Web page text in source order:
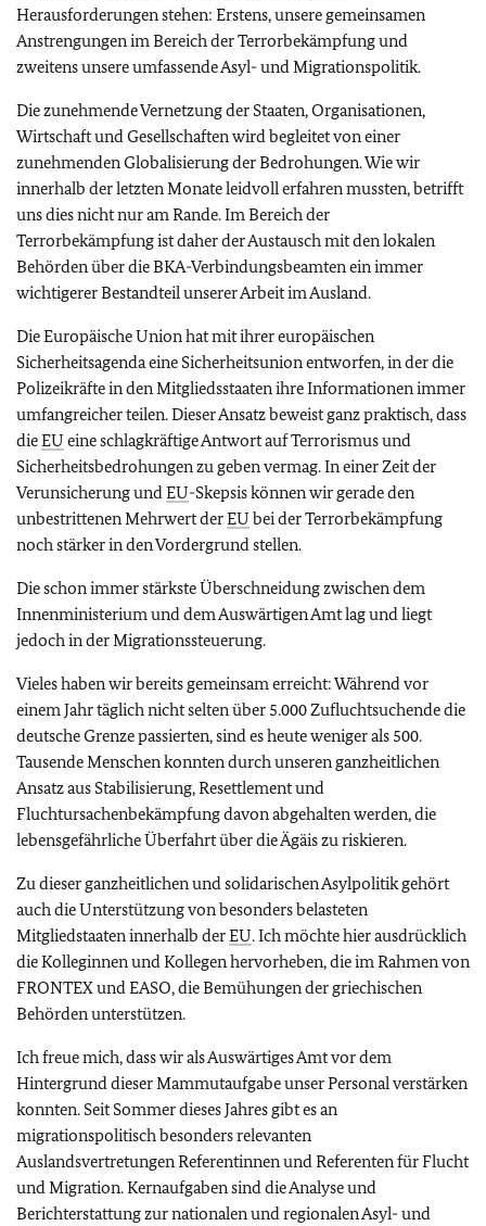
Herausforderungen stehen: Erstens, unsere gemeinsamen
Anstrengungen im Bereich der Terrorbekämpfung und
zweitens unsere umfassende Asyl- und Migrationspolitik.
Die zunehmende Vernetzung der Staaten, Organisationen,
Wirtschaft und Gesellschaften wird begleitet von einer
zunehmenden Globalisierung der Bedrohungen. Wie wir
innerhalb der letzten Monate leidvoll erfahren mussten, betrifft
uns dies nicht nur am Rande. Im Bereich der
Terrorbekämpfung ist daher der Austausch mit den lokalen
Behörden über die BKA-Verbindungsbeamten ein immer
wichtigerer Bestandteil unserer Arbeit im Ausland.
Die Europäische Union hat mit ihrer europäischen
Sicherheitsagenda eine Sicherheitsunion entworfen, in der die
Polizeikräfte in den Mitgliedsstaaten ihre Informationen immer
umfangreicher teilen. Dieser Ansatz beweist ganz praktisch, dass
dieEU eine schlagkräftige Antwort auf Terrorismus und
Sicherheitsbedrohungen zu geben vermag. In einer Zeit der
Verunsicherung undEU-Skepsis können wir gerade den
unbestrittenen Mehrwert derEU bei der Terrorbekämpfung
noch stärker in den Vordergrund stellen.
Die schon immer stärkste Überschneidung zwischen dem
Innenministerium und dem Auswärtigen Amt lag und liegt
jedoch in der Migrationssteuerung.
Vieles haben wir bereits gemeinsam erreicht: Während vor
einem Jahr täglich nicht selten über 5.000 Zufluchtsuchende die
deutsche Grenze passierten, sind es heute weniger als 500.
Tausende Menschen konnten durch unseren ganzheitlichen
Ansatz aus Stabilisierung, Resettlement und
Fluchtursachenbekämpfung davon abgehalten werden, die
lebensgefährliche Überfahrt über die Ägäis zu riskieren.
Zu dieser ganzheitlichen und solidarischen Asylpolitik gehört
auch die Unterstützung von besonders belasteten
Mitgliedstaaten innerhalb derEU. Ich möchte hier ausdrücklich
die Kolleginnen und Kollegen hervorheben, die im Rahmen von
FRONTEX und EASO, die Bemühungen der griechischen
Behörden unterstützen.
Ich freue mich, dass wir als Auswärtiges Amt vor dem
Hintergrund dieser Mammutaufgabe unser Personal verstärken
konnten. Seit Sommer dieses Jahres gibt es an
migrationspolitisch besonders relevanten
Auslandsvertretungen Referentinnen und Referenten für Flucht
und Migration. Kernaufgaben sind die Analyse und
Berichterstattung zur nationalen und regionalen Asyl- und